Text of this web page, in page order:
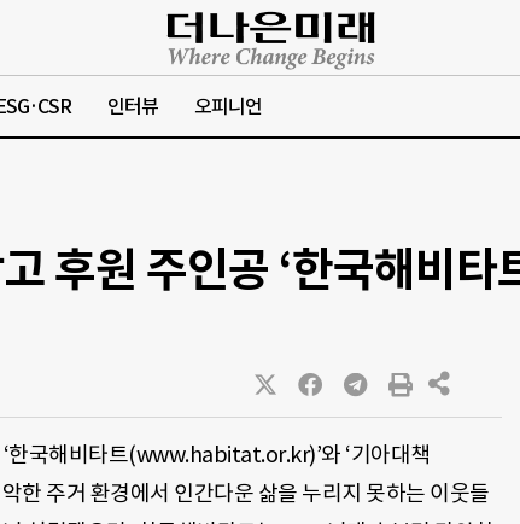
인터뷰 오피니언
후원 주인공 ‘한국해비타
‘한국해비타트(www.habitat.or.kr)’와 ‘기아대책
한 주거 환경에서 인간다운 삶을 누리지 못하는 이웃들